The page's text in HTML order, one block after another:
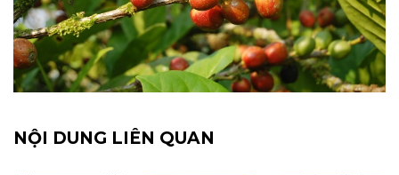
NỘI DUNG LIÊN QUAN